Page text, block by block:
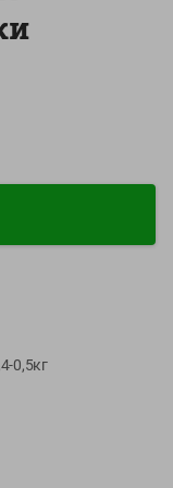
17.00, СБ, ВС -
0,5кг